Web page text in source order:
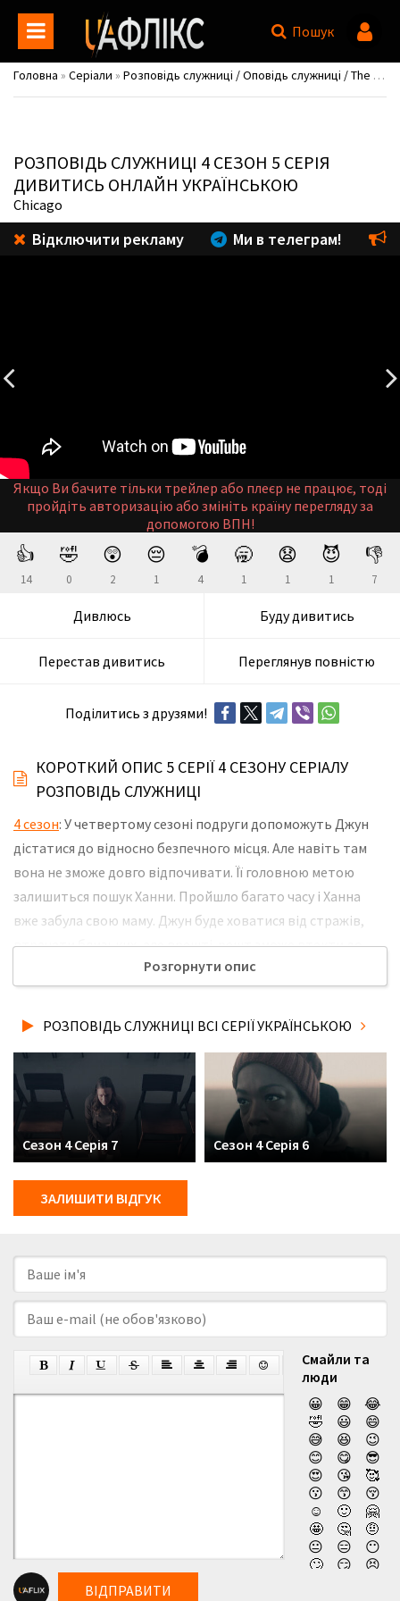
Пошук
Головна » Серіали » Розповідь служниці / Оповідь служниці / The Handmaid's Tale
РОЗПОВІДЬ СЛУЖНИЦІ 4 СЕЗОН 5 СЕРІЯ
ДИВИТИСЬ ОНЛАЙН УКРАЇНСЬКОЮ
Chicago
Відключити рекламу Ми в телеграм!
Якщо Ви бачите тільки трейлер або плеєр не працює, тоді
пройдіть авторизацію або змініть країну перегляду за
допомогою ВПН!
👍
14
🤣
0
😲
2
😔
1
💣
4
🥱
1
😧
1
😈
1
👎
7
Дивлюсь Буду дивитись
Перестав дивитись Переглянув повністю
Поділитись з друзями!
КОРОТКИЙ ОПИС 5 СЕРІЇ 4 СЕЗОНУ СЕРІАЛУ
РОЗПОВІДЬ СЛУЖНИЦІ
4 сезон: У четвертому сезоні подруги допоможуть Джун
дістатися до відносно безпечного місця. Але навіть там
вона не зможе довго відпочивати. Її головною метою
залишиться пошук Ханни. Пройшло багато часу і Ханна
вже забула свою маму. Джун буде ховатися від стражів,
втрачати близьких, але врешті-решт зможе втекти до
Канади, де зустрінеться з Люком і Ніколь. Однак життя в
друзям, де Ви дивились нову 5 серію 4 сезону серіалу
якості та з українськими субтитрами!
Розгорнути опис
РОЗПОВІДЬ СЛУЖНИЦІ ВСІ СЕРІЇ УКРАЇНСЬКОЮ
Сезон 4 Серія 7 Сезон 4 Серія 6
ЗАЛИШИТИ ВІДГУК
Смайли та
люди
😀
😁
😂
🤣
😃
😄
😅
😆
😉
😊
😋
😎
😍
😘
🥰
😗
😙
😚
☺️
🙂
🤗
🤩
🤔
🤨
😐
😑
😶
🙄
😏
😣
ВІДПРАВИТИ